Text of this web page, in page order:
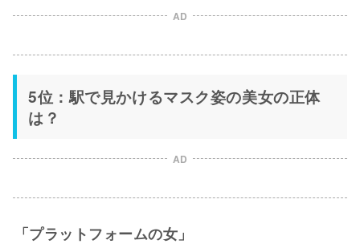
AD
5位：駅で見かけるマスク姿の美女の正体
は？
AD
「プラットフォームの女」